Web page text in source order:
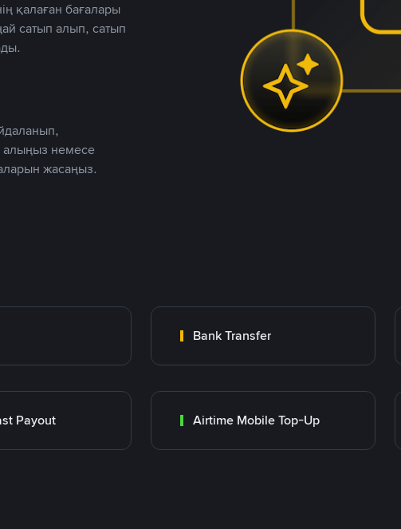
қалаған бағалары
сатып алып, сатып
алыңыз немесе
жасаңыз.
Bank Transfer
Payout Airtime Mobile Top-Up